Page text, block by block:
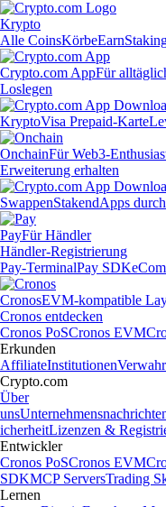
Krypto
Alle CoinsKörbeEarn
Crypto.com AppFür
Loslegen
KryptoVisa Prepaid-Karte
OnchainFür Web3-
Erweiterung erhalten
SwappenStakendApps
PayFür Händler
Händler-Registrierung
Pay-TerminalPay SDK
CronosEVM-kompatible
Cronos entdecken
Cronos PoSCronos EVM
Erkunden
AffiliateInstitutionen
Crypto.com
Über
uns
icherheitLizenzen &
Entwickler
Cronos PoSCronos EVM
SDKMCP ServersTrading
Lernen